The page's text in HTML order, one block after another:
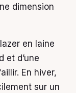
dimension
en laine
et d’une
En hiver,
sur un